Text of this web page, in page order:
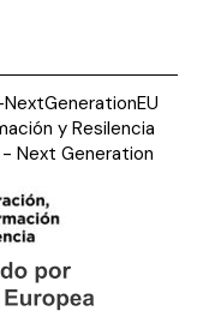
y Resilencia
- Next Generation